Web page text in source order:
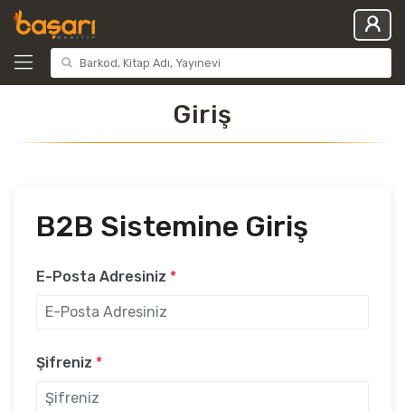
Giriş
B2B Sistemine Giriş
E-Posta Adresiniz *
Şifreniz *